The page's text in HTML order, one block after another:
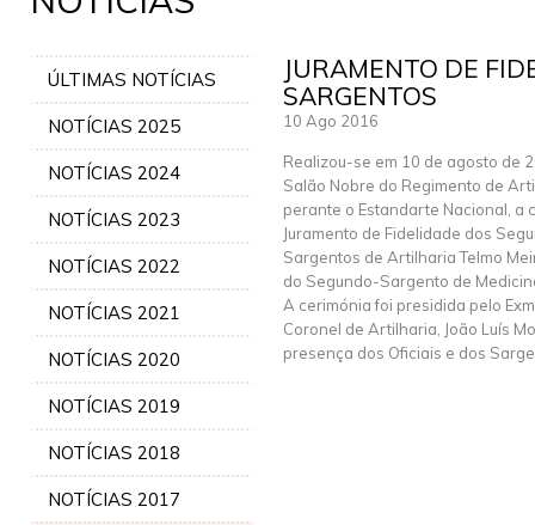
ÚLTIMAS NOTÍCIAS
NOTÍCIAS 2025
NOTÍCIAS 2024
NOTÍCIAS 2023
NOTÍCIAS 2022
NOTÍCIAS 2021
NOTÍCIAS 2020
NOTÍCIAS 2019
NOTÍCIAS 2018
NOTÍCIAS 2017
JURAMENTO DE
SARGENTOS
10 Ago 2016
Realizou-se em 10 de agosto de
Salão Nobre do Regimento de
perante o Estandarte Nacional, a
Juramento de Fidelidade dos
Sargentos de Artilharia Telmo
do Segundo-Sargento de
A cerimónia foi presidida pelo
Coronel de Artilharia, João Luís
presença dos Oficiais e dos